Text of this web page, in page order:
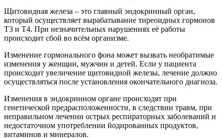
Щитовидная железа – это главный эндокринный орган,
который осуществляет вырабатывание тиреоидных гормонов
Т3 и Т4. При незначительных нарушениях её работы
происходит сбой во всём организме.
Изменение гормонального фона может вызвать необратимые
изменения у женщин, мужчин и детей. Если у пациента
происходит увеличение щитовидной железы, лечение должно
осуществляться после установления окончательного диагноза.
Изменения в эндокринном органе происходят при
генетической предрасположенности, в следствии травм, при
неправильном лечении острых респираторных заболеваний и
недостаточном употреблении йодированных продуктов,
витаминов и минералов.